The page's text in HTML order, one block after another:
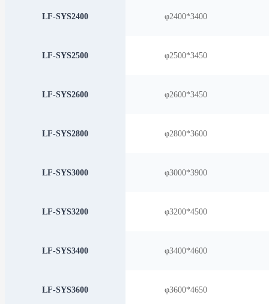
LF-SYS2400 φ2400*3400
LF-SYS2500 φ2500*3450
LF-SYS2600 φ2600*3450
LF-SYS2800 φ2800*3600
LF-SYS3000 φ3000*3900
LF-SYS3200 φ3200*4500
LF-SYS3400 φ3400*4600
LF-SYS3600 φ3600*4650